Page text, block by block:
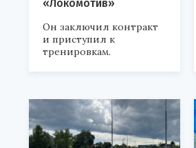
«Локомотив»
Он заключил контракт
и приступил к
тренировкам.